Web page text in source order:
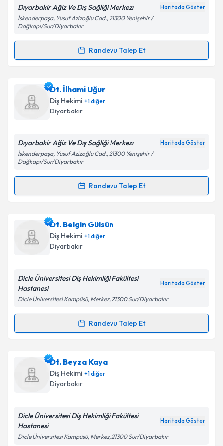
Kişisel verilerimin işlenmesine ilişkin
Metni'ni okudum ve kişisel verilerimin belirtilen
Takvim Talebini Gönder
Dıyarbakir Ağiz Ve Dış Sağliği Merkezı Haritada Göster
İskenderpaşa, Yusuf Azizoğlu Cad., 21300 Yenişehir /
Dağkapı/Sur/Diyarbakır
Randevu Talep Et
Randevu Takvimi Talebi
Dt. Mehmet Nurullah Er
oluşturun. Size bu uzmandan randevu almanız için bir
takvim hazırlandığında e-posta ile bilgilendireceğiz.
Kişisel verilerimin işlenmesine ilişkinAydınlatma
'ni okudum ve kişisel verilerimin belirtilen
kapsamda işlenmesini kabul ediyorum.
Takvim Talebini Gönder
Dt. İlhami Uğur
Diş Hekimi +1diğer
Diyarbakır
Dıyarbakir Ağiz Ve Dış Sağliği Merkezı Haritada Göster
İskenderpaşa, Yusuf Azizoğlu Cad., 21300 Yenişehir /
Dağkapı/Sur/Diyarbakır
Randevu Talep Et
Randevu Takvimi Talebi
Dt. İlhami Uğuriçin randevu takvimi talebi oluşturun.
Size bu uzmandan randevu almanız için bir takvim
hazırlandığında e-posta ile bilgilendireceğiz.
Kişisel verilerimin işlenmesine ilişkinAydınlatma
'ni okudum ve kişisel verilerimin belirtilen
kapsamda işlenmesini kabul ediyorum.
Takvim Talebini Gönder
Dt. Belgin Gülsün
Diş Hekimi +1diğer
Diyarbakır
Dicle Üniversitesi Diş Hekimliği Fakültesi
Hastanesi
Haritada Göster
Dicle Üniversitesi Kampüsü, Merkez, 21300 Sur/Diyarbakır
Randevu Talep Et
Randevu Takvimi Talebi
Dt. Belgin Gülsüniçin randevu takvimi talebi
oluşturun. Size bu uzmandan randevu almanız için bir
takvim hazırlandığında e-posta ile bilgilendireceğiz.
Dt. Beyza Kaya
Diş Hekimi +1diğer
Diyarbakır
Dicle Üniversitesi Diş Hekimliği Fakültesi
Hastanesi
Haritada Göster
Dicle Üniversitesi Kampüsü, Merkez, 21300 Sur/Diyarbakır